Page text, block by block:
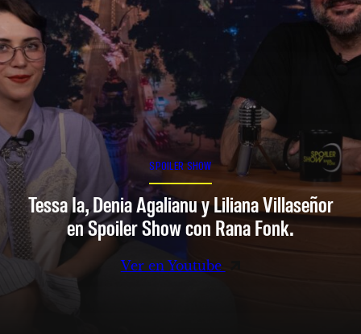
SPOILER SHOW
Tessa Ia, Denia Agalianu y Liliana Villaseñor
en Spoiler Show con Rana Fonk.
Ver en Youtube